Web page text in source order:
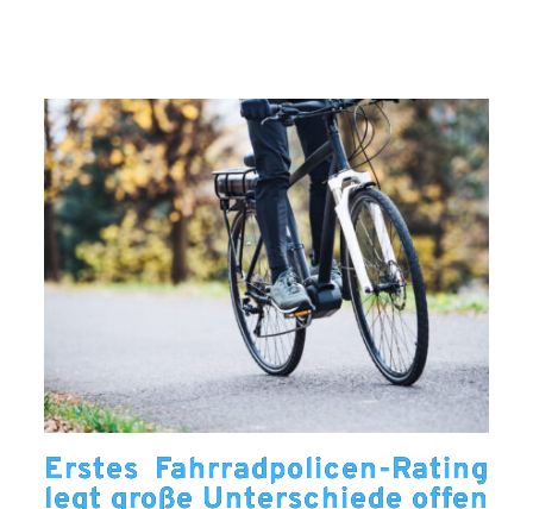
Erstes Fahrradpolicen-Rating
legt große Unterschiede offen